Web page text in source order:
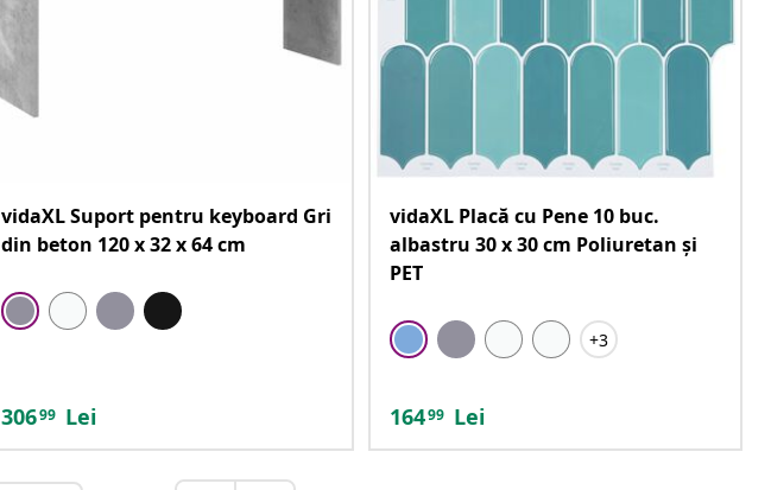
vidaXL Suport pentru keyboard Gri
din beton 120 x 32 x 64 cm
30699 Lei
vidaXL Placă cu Pene 10 buc.
albastru 30 x 30 cm Poliuretan și
PET
+3
16499 Lei